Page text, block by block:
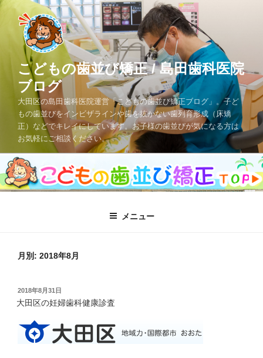
コ
こどもの歯並び矯正 / 島田歯科医院
ブログ
大田区の島田歯科医院運営「こどもの歯並び矯正ブログ」。子ど
もの歯並びをインビザラインや歯を抜かない歯列育形成（床矯
正）などでキレイにしています。お子様の歯並びが気になる方は
お気軽にご相談ください。
メニュー
月別: 2018年8月
投
稿
2018年8月31日
大田区の妊婦歯科健康診査